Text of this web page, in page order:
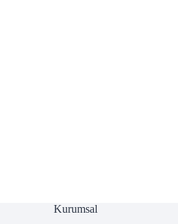
Kurumsal